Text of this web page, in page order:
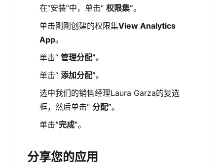
在“安装”中，单击“ 权限集”。
单击刚刚创建的权限集View Analytics
App。
单击“ 管理分配”。
单击“ 添加分配”。
选中我们的销售经理Laura Garza的复选
框，然后单击“ 分配”。
单击“完成”。
分享您的应用